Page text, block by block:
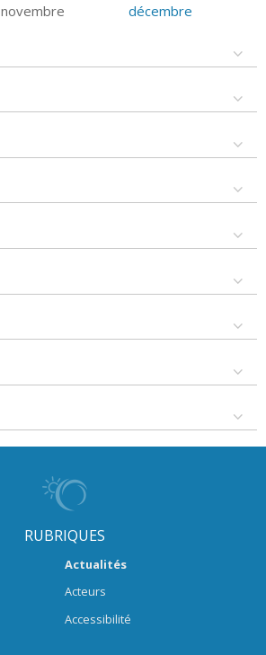
novembre décembre
RUBRIQUES
Actualités
Acteurs
Accessibilité